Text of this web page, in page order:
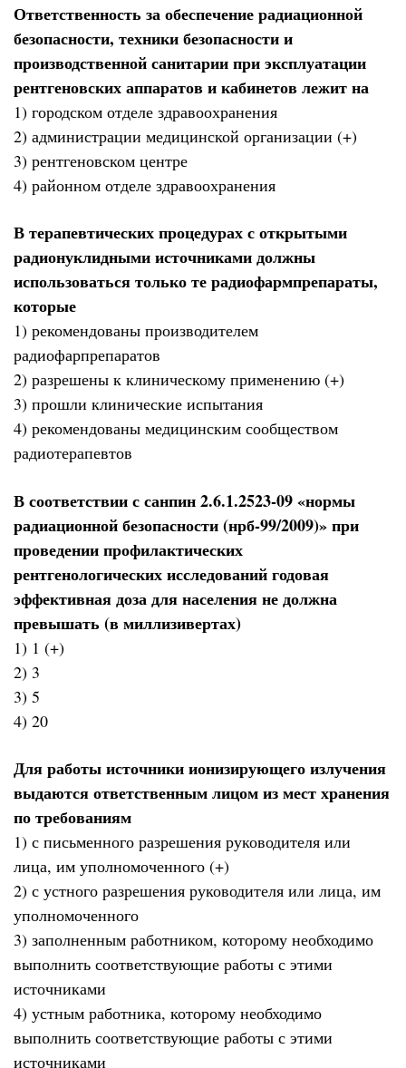
Ответственность за обеспечение радиационной
безопасности, техники безопасности и
производственной санитарии при эксплуатации
рентгеновских аппаратов и кабинетов лежит на
1) городском отделе здравоохранения
2) администрации медицинской организации (+)
3) рентгеновском центре
4) районном отделе здравоохранения
В терапевтических процедурах с открытыми
радионуклидными источниками должны
использоваться только те радиофармпрепараты,
которые
1) рекомендованы производителем
радиофарпрепаратов
2) разрешены к клиническому применению (+)
3) прошли клинические испытания
4) рекомендованы медицинским сообществом
радиотерапевтов
В соответствии с санпин 2.6.1.2523-09 «нормы
радиационной безопасности (нрб-99/2009)» при
проведении профилактических
рентгенологических исследований годовая
эффективная доза для населения не должна
превышать (в миллизивертах)
1) 1 (+)
2) 3
3) 5
4) 20
Для работы источники ионизирующего излучения
выдаются ответственным лицом из мест хранения
по требованиям
1) с письменного разрешения руководителя или
лица, им уполномоченного (+)
2) с устного разрешения руководителя или лица, им
уполномоченного
3) заполненным работником, которому необходимо
выполнить соответствующие работы с этими
источниками
4) устным работника, которому необходимо
выполнить соответствующие работы с этими
источниками